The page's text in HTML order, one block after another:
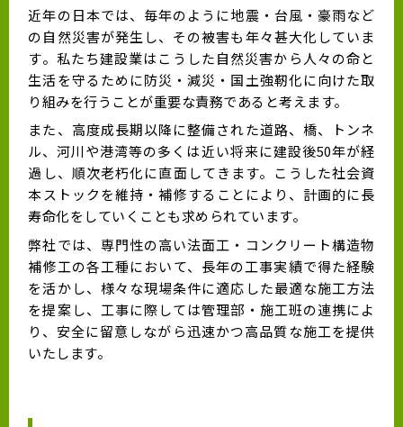
近年の日本では、毎年のように地震・台風・豪雨など
の自然災害が発生し、その被害も年々甚大化していま
す。私たち建設業はこうした自然災害から人々の命と
生活を守るために防災・減災・国土強靭化に向けた取
り組みを行うことが重要な責務であると考えます。
また、高度成長期以降に整備された道路、橋、トンネ
ル、河川や港湾等の多くは近い将来に建設後50年が経
過し、順次老朽化に直面してきます。こうした社会資
本ストックを維持・補修することにより、計画的に長
寿命化をしていくことも求められています。
弊社では、専門性の高い法面工・コンクリート構造物
補修工の各工種において、長年の工事実績で得た経験
を活かし、様々な現場条件に適応した最適な施工方法
を提案し、工事に際しては管理部・施工班の連携によ
り、安全に留意しながら迅速かつ高品質な施工を提供
いたします。